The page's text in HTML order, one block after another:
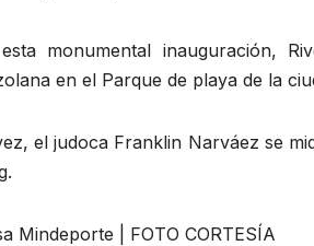
monumental inauguración,
en el Parque de playa de la
el judoca Franklin Narváez se
Mindeporte | FOTO CORTESÍA